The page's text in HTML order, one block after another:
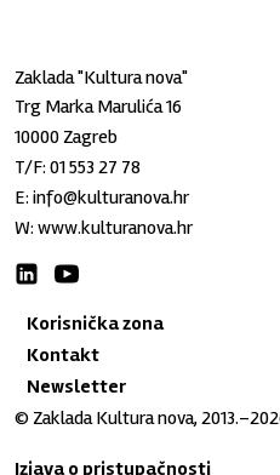
Zaklada "Kultura nova"
Trg Marka Marulića 16
10000 Zagreb
T/F:01 553 27 78
E:info@kulturanova.hr
W:www.kulturanova.hr
Korisnička zona
Kontakt
Newsletter
© Zaklada Kultura nova,
Izjava o pristupačnosti